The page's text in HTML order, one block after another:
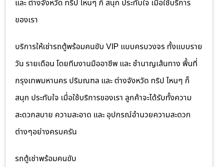
และ ต่างจังหวัด ทริป ไหนๆ ก็ สนุก ประทับใจ เมื่อใช้บริการ
ของเรา
บริการให้เช่ารถตู้พร้อมคนขับ VIP แบบครบวงจร ทั้งแบบราย
วัน รายเดือน โดยทีมงานมืออาชีพ และ ชำนาญเส้นทาง พื้นที่
กรุงเทพมหานคร ปริมณฑล และ ต่างจังหวัด ทริป ไหนๆ ก็
สนุก ประทับใจ เมื่อใช้บริการของเรา ลูกค้าจะได้รับทั้งความ
สะดวกสบาย ความสะอาด และ อุปกรณ์อำนวยความสะดวก
ต่างๆอย่างครบครัน
รถตู้เช่าพร้อมคนขับ